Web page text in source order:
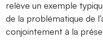
relève un exemple
de la problématique de
conjointement à la